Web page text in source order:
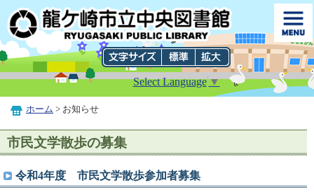
Select Language▼
ホーム > お知らせ
市民文学散歩の募集
令和4年度 市民文学散歩参加者募集